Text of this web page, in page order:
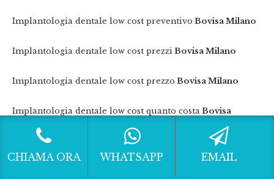
Implantologia dentale low cost preventivo Bovisa Milano
Implantologia dentale low cost prezzi Bovisa Milano
Implantologia dentale low cost prezzo Bovisa Milano
Implantologia dentale low cost quanto costa Bovisa
Milano
Implantologia dentale miglioreBovisa Milano
CHIAMA ORA WHATSAPP EMAIL